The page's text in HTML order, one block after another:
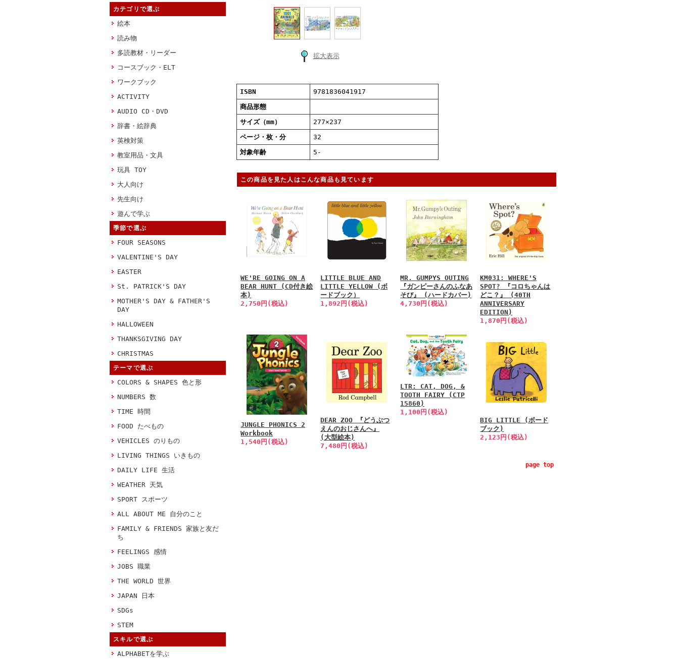
カテゴリで選ぶ
絵本
読み物
多読教材・リーダー
コースブック・ELT
ワークブック
ACTIVITY
AUDIO CD・DVD
辞書・絵辞典
英検対策
教室用品・文具
玩具 TOY
大人向け
先生向け
遊んで学ぶ
季節で選ぶ
FOUR SEASONS
VALENTINE'S DAY
EASTER
St. PATRICK'S DAY
MOTHER'S DAY & FATHER'S
DAY
HALLOWEEN
THANKSGIVING DAY
CHRISTMAS
テーマで選ぶ
COLORS & SHAPES 色と形
NUMBERS 数
TIME 時間
FOOD たべもの
VEHICLES のりもの
LIVING THINGS いきもの
DAILY LIFE 生活
WEATHER 天気
SPORT スポーツ
ALL ABOUT ME 自分のこと
FAMILY & FRIENDS 家族と友だ
ち
FEELINGS 感情
JOBS 職業
THE WORLD 世界
JAPAN 日本
SDGs
STEM
スキルで選ぶ
ALPHABETを学ぶ
拡大表示
ISBN
9781836041917
商品形態
サイズ（mm）
277×237
ページ・枚・分
32
対象年齢
5-
この商品を見た人はこんな商品も見ています
WE'RE GOING ON A
BEAR HUNT (CD付き絵
本)
2,750円(税込)
LITTLE BLUE AND
LITTLE YELLOW (ボ
ードブック）
1,892円(税込)
MR. GUMPYS OUTING
『ガンピーさんのふなあ
そび』 (ハードカバー)
4,730円(税込)
KM031: WHERE'S
SPOT? 『コロちゃんは
どこ？』 (40TH
ANNIVERSARY
EDITION)
1,870円(税込)
JUNGLE PHONICS 2
Workbook
1,540円(税込)
DEAR ZOO 『どうぶつ
えんのおじさんへ』
(大型絵本)
7,480円(税込)
LTR: CAT, DOG, &
TOOTH FAIRY (CTP
15860)
1,100円(税込)
BIG LITTLE (ボード
ブック)
2,123円(税込)
page top